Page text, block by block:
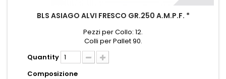
BLS ASIAGO ALVI FRESCO GR.250 A.M.P.F. *
Pezzi per Collo: 12.
Colli per Pallet 90.
Quantity
Composizione